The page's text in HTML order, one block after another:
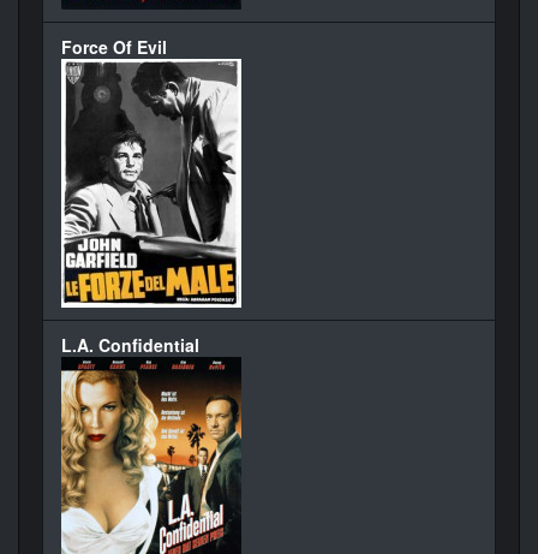
Force Of Evil
L.A. Confidential